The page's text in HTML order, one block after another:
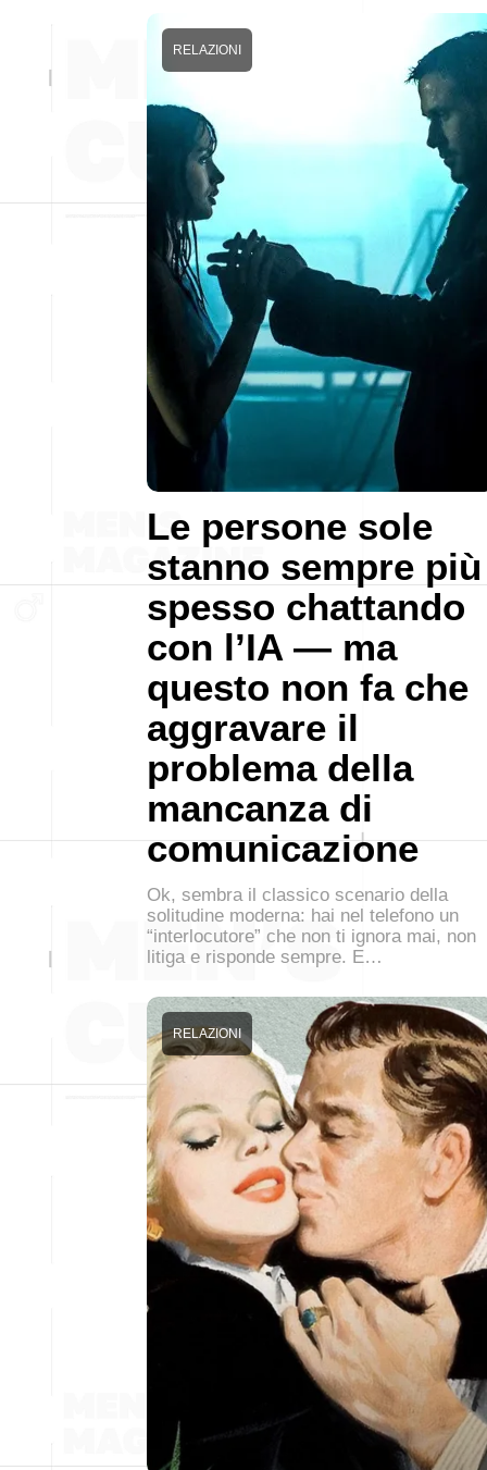
Le persone sole
stanno sempre più
spesso chattando
con l’IA — ma
questo non fa che
aggravare il
problema della
mancanza di
comunicazione
RELAZIONI
Ok, sembra il classico scenario della
solitudine moderna: hai nel telefono un
“interlocutore” che non ti ignora mai, non
litiga e risponde sempre. E…
RELAZIONI